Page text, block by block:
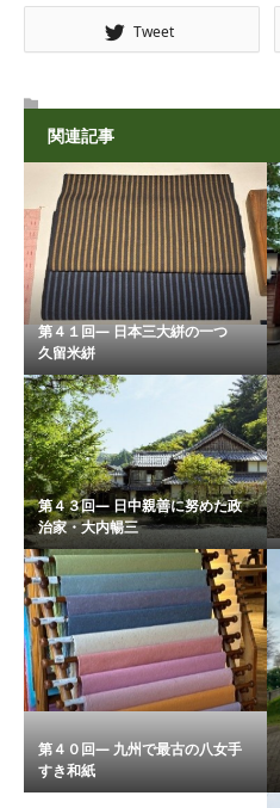
Tweet
関連記事
第４１回― 日本三大絣の一つ
久留米絣
第４３回― 日中親善に努めた政
治家・大内暢三
第４０回― 九州で最古の八女手
すき和紙